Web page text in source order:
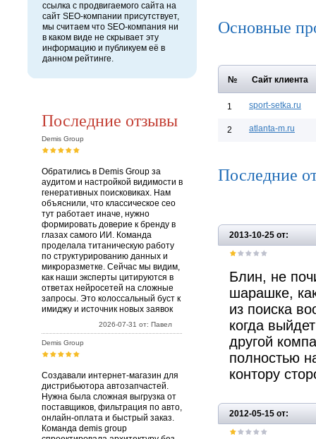
ссылка с продвигаемого сайта на
сайт SEO-компании присутствует,
мы считаем что SEO-компания ни
в каком виде не скрывает эту
информацию и публикуем её в
данном рейтинге.
Последние отзывы
Demis Group
Обратились в Demis Group за
аудитом и настройкой видимости в
генеративных поисковиках. Нам
объяснили, что классическое сео
тут работает иначе, нужно
формировать доверие к бренду в
глазах самого ИИ. Команда
проделала титаническую работу
по структурированию данных и
микроразметке. Сейчас мы видим,
как наши эксперты цитируются в
ответах нейросетей на сложные
запросы. Это колоссальный буст к
имиджу и источник новых заявок
2026-07-31 от: Павел
Demis Group
Создавали интернет-магазин для
дистрибьютора автозапчастей.
Нужна была сложная выгрузка от
поставщиков, фильтрация по авто,
онлайн-оплата и быстрый заказ.
Команда demis group
Основные
№ Сайт клиента
1 sport-setka.ru
2 atlanta-m.ru
Последние
2013-10-25 от:
Блин, не
шарашке,
из поиска
когда
другой
полностью
контору
2012-05-15 от: